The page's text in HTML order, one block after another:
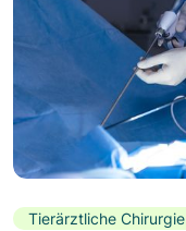
Tierärztliche Chirurgie